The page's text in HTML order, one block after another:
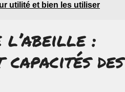
utilité et bien les utiliser
l’abeille :
des